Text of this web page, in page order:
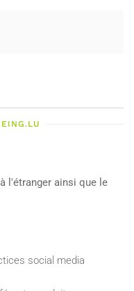
l'étranger ainsi que le
social media